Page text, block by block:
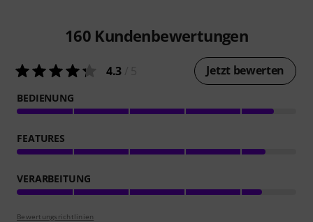
160 Kundenbewertungen
4.3 Jetzt bewerten
BEDIENUNG
FEATURES
VERARBEITUNG
Bewertungsrichtlinien